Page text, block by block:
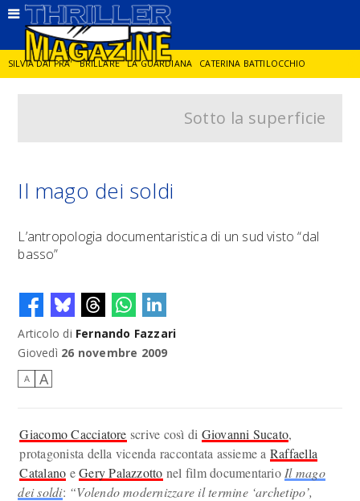
SILVIA DAI PRA' BRILLARE LA GUARDIANA CATERINA BATTILOCCHIO
DELITTO IN CORNICE GIANCARLO DE CATALDO
Sotto la superficie
Il mago dei soldi
L’antropologia documentaristica di un sud visto “dal
basso”
Articolo di Fernando Fazzari
Giovedì 26 novembre 2009
A A
Giacomo Cacciatore scrive così di Giovanni Sucato,
protagonista della vicenda raccontata assieme a Raffaella
Catalano eGery Palazzotto nel film documentario Il mago
dei soldi: “Volendo modernizzare il termine ‘archetipo’,